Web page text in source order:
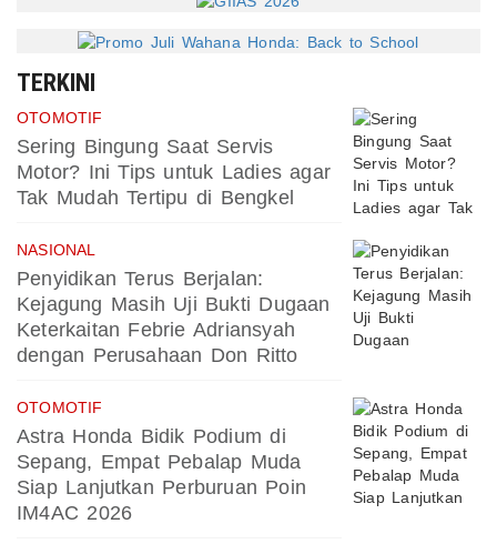
TERKINI
OTOMOTIF
Sering Bingung Saat Servis
Motor? Ini Tips untuk Ladies agar
Tak Mudah Tertipu di Bengkel
NASIONAL
Penyidikan Terus Berjalan:
Kejagung Masih Uji Bukti Dugaan
Keterkaitan Febrie Adriansyah
dengan Perusahaan Don Ritto
OTOMOTIF
Astra Honda Bidik Podium di
Sepang, Empat Pebalap Muda
Siap Lanjutkan Perburuan Poin
IM4AC 2026